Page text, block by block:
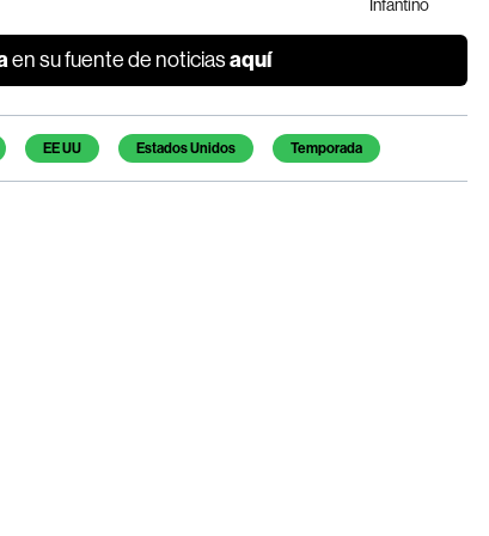
Infantino
en su fuente de noticiasaquí
EE UU Estados Unidos Temporada